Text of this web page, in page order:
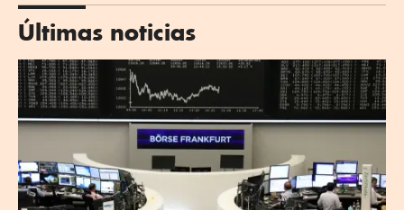
Últimas noticias